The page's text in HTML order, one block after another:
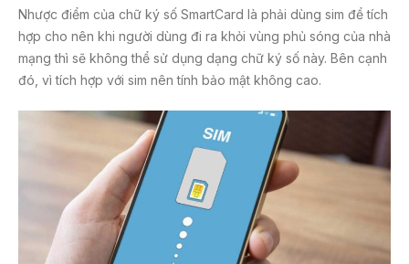
Nhược điểm của chữ ký số SmartCard là phải dùng sim để tích
hợp cho nên khi người dùng đi ra khỏi vùng phủ sóng của nhà
mạng thì sẽ không thể sử dụng dạng chữ ký số này. Bên cạnh
đó, vì tích hợp với sim nên tính bảo mật không cao.